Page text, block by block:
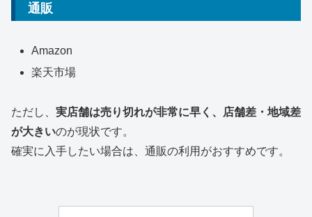
通販
Amazon
楽天市場
ただし、 実店舗は売り切れが非常に早く、店舗差・地域差
が大きいのが現状です。
確実に入手したい場合は、通販の利用がおすすめです。